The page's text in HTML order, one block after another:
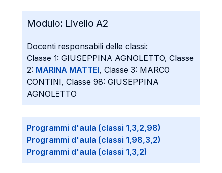
Modulo: Livello A2
Docenti responsabili delle classi:
Classe 1: GIUSEPPINA AGNOLETTO, Classe
2: MARINA MATTEI, Classe 3: MARCO
CONTINI, Classe 98: GIUSEPPINA
AGNOLETTO
Programmi d'aula (classi 1,3,2,98)
Programmi d'aula (classi 1,98,3,2)
Programmi d'aula (classi 1,3,2)